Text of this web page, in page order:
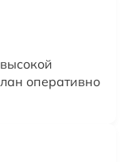
оперативно